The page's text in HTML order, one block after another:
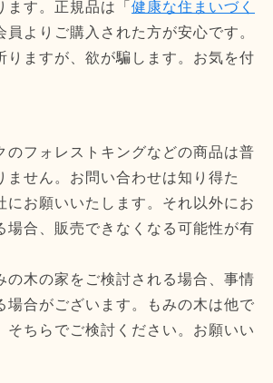
す。正規品は「 健康な住まいづく
員よりご購入された方が安心です。
りますが、欲が騙します。お気を付
のフォレストキングなどの商品は普
ません。お問い合わせは知り得た
にお願いいたします。それ以外にお
場合、販売できなくなる可能性が有
の木の家をご検討される場合、事情
場合がございます。もみの木は他で
そちらでご検討ください。お願いい